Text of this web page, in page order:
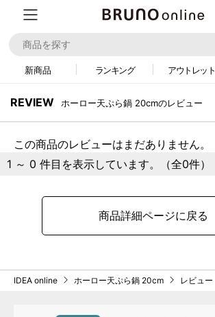
新商品 ランキング アウトレット
REVIEW ホーロー天ぷら鍋 20cmのレビュー
この商品のレビューはまだありません。
1 ～ 0 件目を表示しています。（全0件）
商品詳細ページに戻る
IDEA online ホーロー天ぷら鍋 20cm レビュー